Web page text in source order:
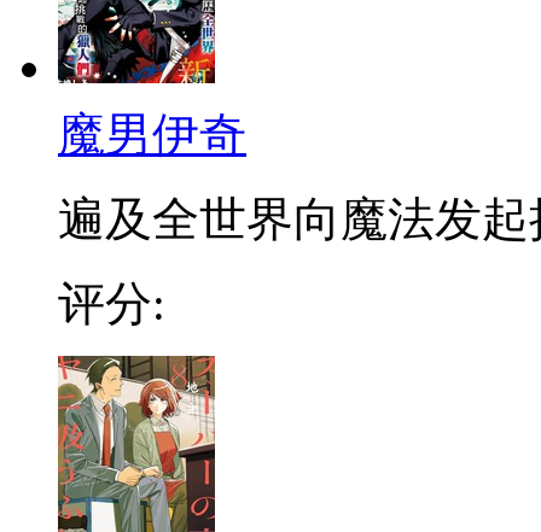
魔男伊奇
遍及全世界向魔法发起
评分: